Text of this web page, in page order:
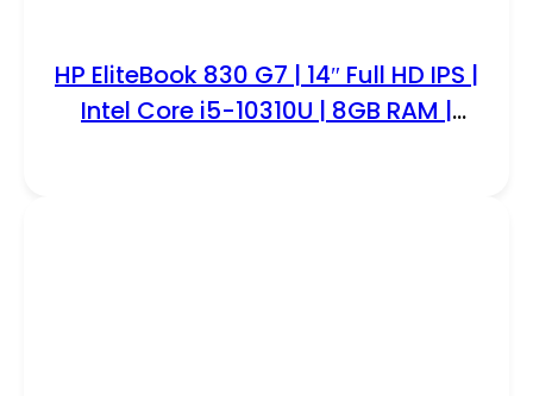
HP EliteBook 830 G7 | 14″ Full HD IPS |
Intel Core i5-10310U | 8GB RAM |